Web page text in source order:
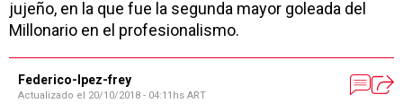
jujeño, en la que fue la segunda mayor goleada del
Millonario en el profesionalismo.
Federico-lpez-frey
Actualizado el 20/10/2018 - 04:11hs ART